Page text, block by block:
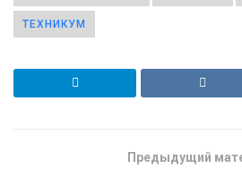
ТЕХНИКУМ
Предыдущий